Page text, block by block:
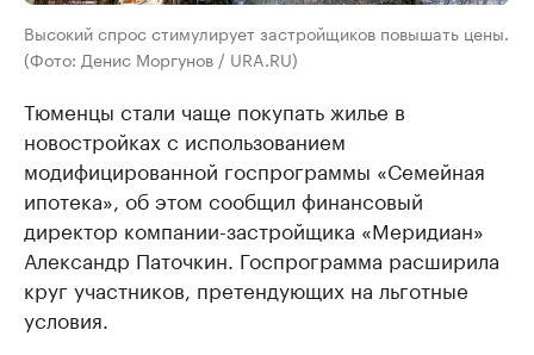
Высокий спрос стимулирует застройщиков повышать цены.
(Фото: Денис Моргунов / URA.RU)
Тюменцы стали чаще покупать жилье в
новостройках с использованием
модифицированной госпрограммы «Семейная
ипотека», об этом сообщил финансовый
директор компании-застройщика «Меридиан»
Александр Паточкин. Госпрограмма расширила
круг участников, претендующих на льготные
условия.